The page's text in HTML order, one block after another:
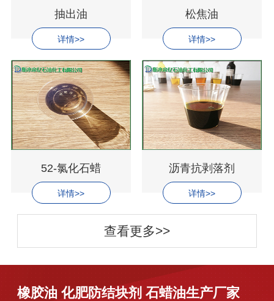
抽出油
详情>>
松焦油
详情>>
52-氯化石蜡
详情>>
沥青抗剥落剂
详情>>
查看更多>>
橡胶油 化肥防结块剂 石蜡油生产厂家